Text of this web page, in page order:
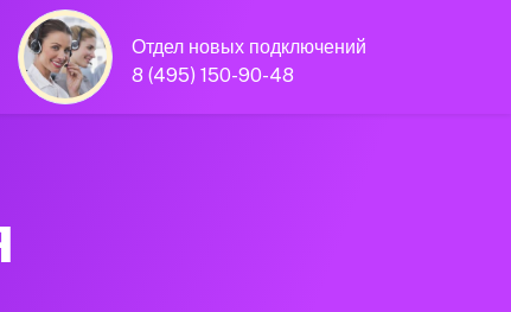
Отдел новых подключений
8 (495) 150-90-48